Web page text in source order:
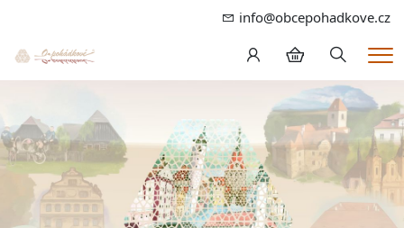
info@obcepohadkove.cz
Hledání